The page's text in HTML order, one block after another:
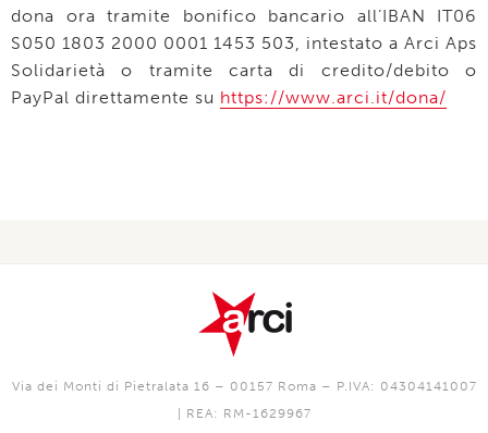
dona ora tramite bonifico bancario all’IBAN IT06
S050 1803 2000 0001 1453 503, intestato a Arci Aps
Solidarietà o tramite carta di credito/debito o
PayPal direttamente su https://www.arci.it/dona/
Via dei Monti di Pietralata 16 – 00157 Roma – P.IVA: 04304141007
| REA: RM-1629967